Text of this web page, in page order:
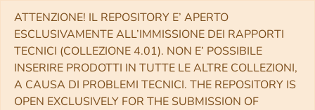
ATTENZIONE! IL REPOSITORY E’ APERTO
ESCLUSIVAMENTE ALL’IMMISSIONE DEI RAPPORTI
TECNICI (COLLEZIONE 4.01). NON E’ POSSIBILE
INSERIRE PRODOTTI IN TUTTE LE ALTRE COLLEZIONI,
A CAUSA DI PROBLEMI TECNICI. THE REPOSITORY IS
OPEN EXCLUSIVELY FOR THE SUBMISSION OF